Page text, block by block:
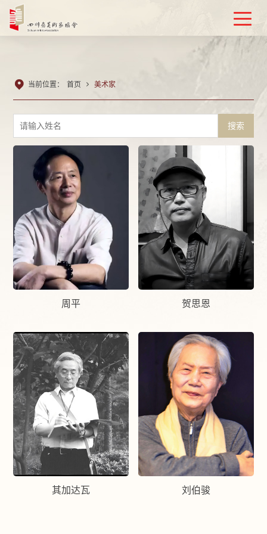
 当前位置： 首页  美术家
搜索
周平 贺思恩
其加达瓦 刘伯骏